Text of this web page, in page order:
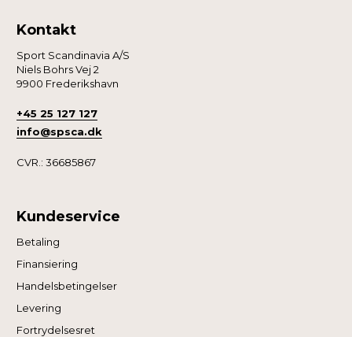
Kontakt
Sport Scandinavia A/S
Niels Bohrs Vej 2
9900 Frederikshavn
+45 25 127 127
info@spsca.dk
CVR.: 36685867
Kundeservice
Betaling
Finansiering
Handelsbetingelser
Levering
Fortrydelsesret